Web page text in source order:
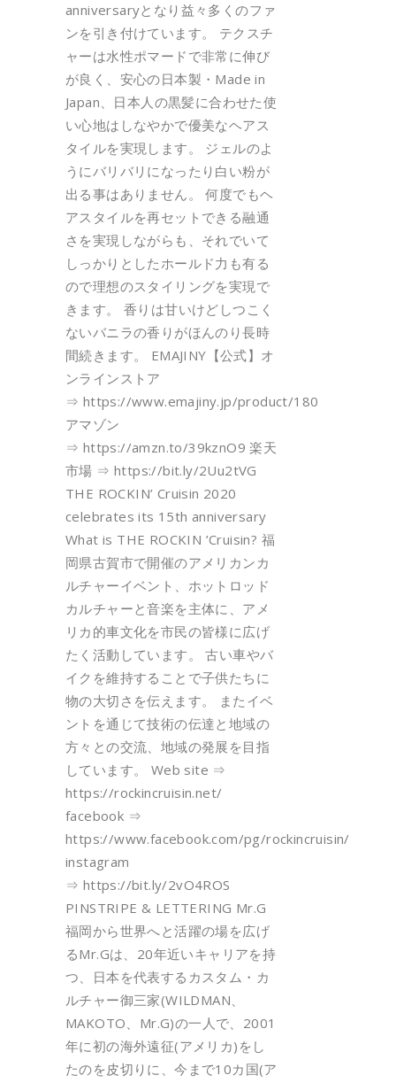
anniversaryとなり益々多くのファ
ンを引き付けています。 テクスチ
ャーは水性ポマードで非常に伸び
が良く、安心の日本製・Made in
Japan、日本人の黒髪に合わせた使
い心地はしなやかで優美なヘアス
タイルを実現します。 ジェルのよ
うにバリバリになったり白い粉が
出る事はありません。 何度でもヘ
アスタイルを再セットできる融通
さを実現しながらも、それでいて
しっかりとしたホールド力も有る
ので理想のスタイリングを実現で
きます。 香りは甘いけどしつこく
ないバニラの香りがほんのり長時
間続きます。 EMAJINY【公式】オ
ンラインストア
⇒ https://www.emajiny.jp/product/180
アマゾン
⇒ https://amzn.to/39kznO9 楽天
市場 ⇒ https://bit.ly/2Uu2tVG
THE ROCKIN’ Cruisin 2020
celebrates its 15th anniversary
What is THE ROCKIN ’Cruisin? 福
岡県古賀市で開催のアメリカンカ
ルチャーイベント、ホットロッド
カルチャーと音楽を主体に、アメ
リカ的車文化を市民の皆様に広げ
たく活動しています。 古い車やバ
イクを維持することで子供たちに
物の大切さを伝えます。 またイベ
ントを通じて技術の伝達と地域の
方々との交流、地域の発展を目指
しています。 Web site ⇒
https://rockincruisin.net/
facebook ⇒
https://www.facebook.com/pg/rockincruisin/
instagram
⇒ https://bit.ly/2vO4ROS
PINSTRIPE & LETTERING Mr.G
福岡から世界へと活躍の場を広げ
るMr.Gは、20年近いキャリアを持
つ、日本を代表するカスタム・カ
ルチャー御三家(WILDMAN、
MAKOTO、Mr.G)の一人で、2001
年に初の海外遠征(アメリカ)をし
たのを皮切りに、今まで10カ国(ア